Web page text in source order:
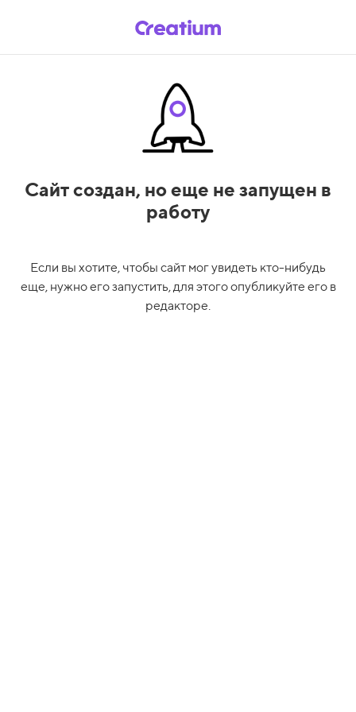
Сайт создан, но еще не запущен в
работу
Если вы хотите, чтобы сайт мог увидеть кто-нибудь
еще, нужно его запустить, для этого опубликуйте его в
редакторе.